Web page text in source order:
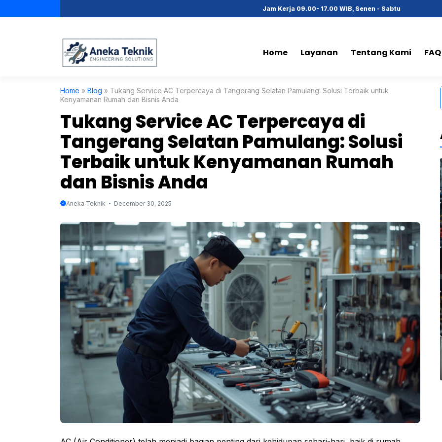
to
Jam Kerja 09.00- 17.00 WIB, Senen - Sabtu
Home Layanan Tentang Kami FAQ
Home » Blog » Tukang Service AC Terpercaya di Tangerang Selatan Pamulang: Solusi Terbaik untuk
Kenyamanan Rumah dan Bisnis Anda
Tukang Service AC Terpercaya di
Tangerang Selatan Pamulang: Solusi
Terbaik untuk Kenyamanan Rumah
dan Bisnis Anda
Aneka Teknik December 30, 2025